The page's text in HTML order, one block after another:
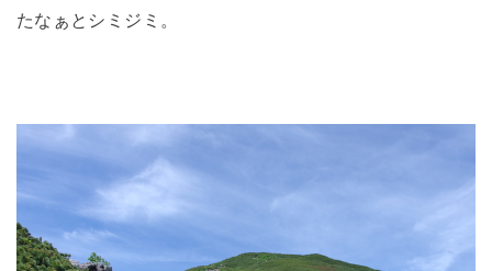
たなぁとシミジミ。